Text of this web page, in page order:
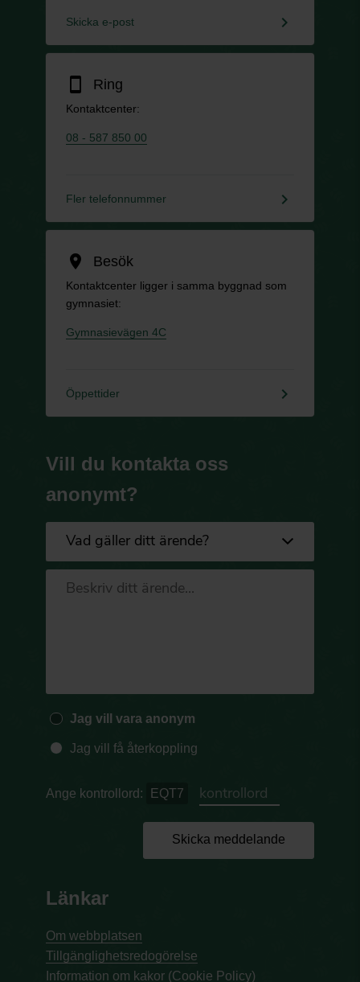
Skicka e-post keyboard_arrow_right
smartphone Ring
Kontaktcenter:
08 - 587 850 00
Fler telefonnummer keyboard_arrow_right
location_on Besök
Kontaktcenter ligger i samma byggnad som
gymnasiet:
Gymnasievägen 4C
Öppettider keyboard_arrow_right
Vill du kontakta oss
anonymt?
Jag vill vara anonym
Jag vill få återkoppling
Ange kontrollord: EQT7
Skicka meddelande
Länkar
Om webbplatsen
Tillgänglighetsredogörelse
Information om kakor (Cookie Policy)